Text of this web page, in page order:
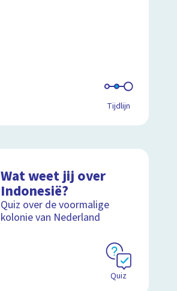
Tijdlijn
Wat weet jij over
Indonesië?
Quiz over de voormalige
kolonie van Nederland
Quiz